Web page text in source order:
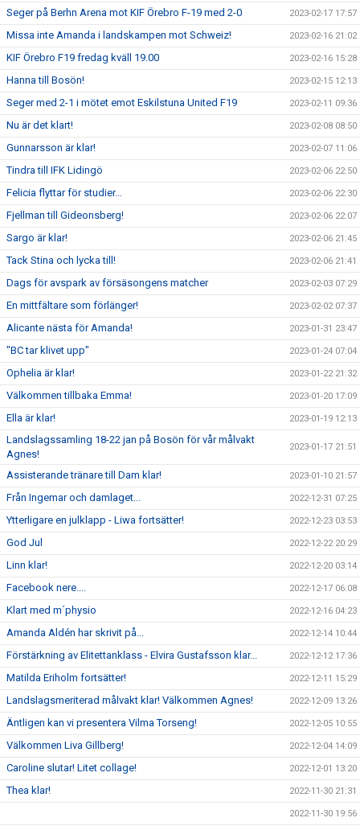
Seger på Berhn Arena mot KIF Örebro F-19 med 2-0 2023-02-17 17:57
Missa inte Amanda i landskampen mot Schweiz! 2023-02-16 21:02
KIF Örebro F19 fredag kväll 19.00 2023-02-16 15:28
Hanna till Bosön! 2023-02-15 12:13
Seger med 2-1 i mötet emot Eskilstuna United F19 2023-02-11 09:36
Nu är det klart! 2023-02-08 08:50
Gunnarsson är klar! 2023-02-07 11:06
Tindra till IFK Lidingö 2023-02-06 22:50
Felicia flyttar för studier... 2023-02-06 22:30
Fjellman till Gideonsberg! 2023-02-06 22:07
Sargo är klar! 2023-02-06 21:45
Tack Stina och lycka till! 2023-02-06 21:41
Dags för avspark av försäsongens matcher 2023-02-03 07:29
En mittfältare som förlänger! 2023-02-02 07:37
Alicante nästa för Amanda! 2023-01-31 23:47
"BC tar klivet upp" 2023-01-24 07:04
Ophelia är klar! 2023-01-22 21:32
Välkommen tillbaka Emma! 2023-01-20 17:09
Ella är klar! 2023-01-19 12:13
Landslagssamling 18-22 jan på Bosön för vår målvakt
Agnes!
2023-01-17 21:51
Assisterande tränare till Dam klar! 2023-01-10 21:57
Från Ingemar och damlaget... 2022-12-31 07:25
Ytterligare en julklapp - Liwa fortsätter! 2022-12-23 03:53
God Jul 2022-12-22 20:29
Linn klar! 2022-12-20 03:14
Facebook nere.... 2022-12-17 06:08
Klart med m´physio 2022-12-16 04:23
Amanda Aldén har skrivit på... 2022-12-14 10:44
Förstärkning av Elitettanklass - Elvira Gustafsson klar... 2022-12-12 17:36
Matilda Eriholm fortsätter! 2022-12-11 15:29
Landslagsmeriterad målvakt klar! Välkommen Agnes! 2022-12-09 13:26
Äntligen kan vi presentera Vilma Torseng! 2022-12-05 10:55
Välkommen Liva Gillberg! 2022-12-04 14:09
Caroline slutar! Litet collage! 2022-12-01 13:20
Thea klar! 2022-11-30 21:31
2022-11-30 19:56